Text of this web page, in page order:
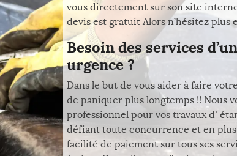
vous directement sur son site
devis est gratuit Alors n’hésitez
Besoin des services
urgence ?
Dans le but de vous aider à faire
de paniquer plus longtemps !! Nous
professionnel pour vos travaux d`
défiant toute concurrence et en
facilité de paiement sur tous ses